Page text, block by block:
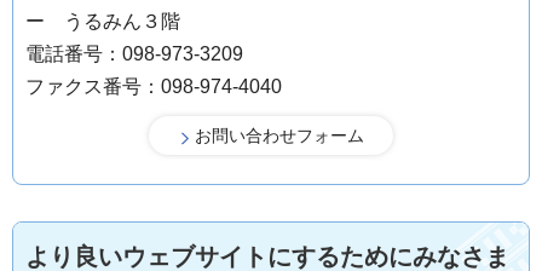
ー うるみん３階
電話番号：098-973-3209
ファクス番号：098-974-4040
より良いウェブサイトにするためにみなさま